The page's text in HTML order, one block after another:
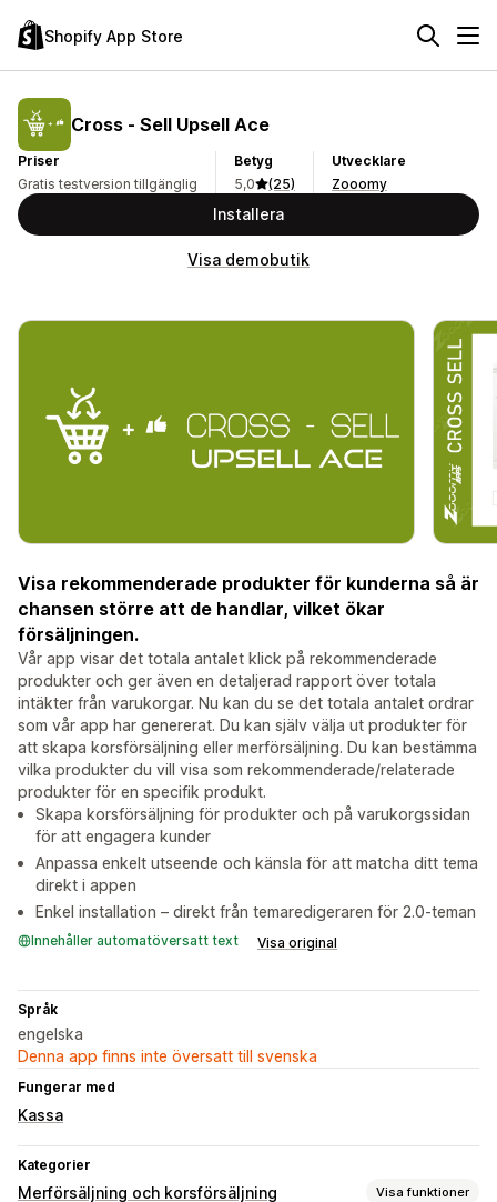
Shopify App Store
Cross ‑ Sell Upsell Ace
Priser
Gratis testversion tillgänglig
Betyg
5,0
(25)
Utvecklare
Zooomy
Installera
Visa demobutik
Visa rekommenderade produkter för kunderna så är
chansen större att de handlar, vilket ökar
försäljningen.
Vår app visar det totala antalet klick på rekommenderade
produkter och ger även en detaljerad rapport över totala
intäkter från varukorgar. Nu kan du se det totala antalet ordrar
som vår app har genererat. Du kan själv välja ut produkter för
att skapa korsförsäljning eller merförsäljning. Du kan bestämma
vilka produkter du vill visa som rekommenderade/relaterade
produkter för en specifik produkt.
Skapa korsförsäljning för produkter och på varukorgssidan
för att engagera kunder
Anpassa enkelt utseende och känsla för att matcha ditt tema
direkt i appen
Enkel installation – direkt från temaredigeraren för 2.0-teman
Innehåller automatöversatt text Visa original
Språk
engelska
Denna app finns inte översatt till svenska
Fungerar med
Kassa
Kategorier
Merförsäljning och korsförsäljning Visa funktioner